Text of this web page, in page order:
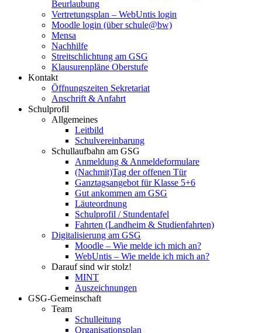
Beurlaubung
Vertretungsplan – WebUntis login
Moodle login (über schule@bw)
Mensa
Nachhilfe
Streitschlichtung am GSG
Klausurenpläne Oberstufe
Kontakt
Öffnungszeiten Sekretariat
Anschrift & Anfahrt
Schulprofil
Allgemeines
Leitbild
Schulvereinbarung
Schullaufbahn am GSG
Anmeldung & Anmeldeformulare
(Nachmit)Tag der offenen Tür
Ganztagsangebot für Klasse 5+6
Gut ankommen am GSG
Läuteordnung
Schulprofil / Stundentafel
Fahrten (Landheim & Studienfahrten)
Digitalisierung am GSG
Moodle – Wie melde ich mich an?
WebUntis – Wie melde ich mich an?
Darauf sind wir stolz!
MINT
Auszeichnungen
GSG-Gemeinschaft
Team
Schulleitung
Organisationsplan